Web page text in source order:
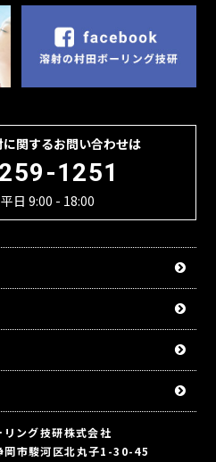
関するお問い合わせは
1251
日 9:00 - 18:00
ング技研株式会社
市駿河区北丸子1-30-45